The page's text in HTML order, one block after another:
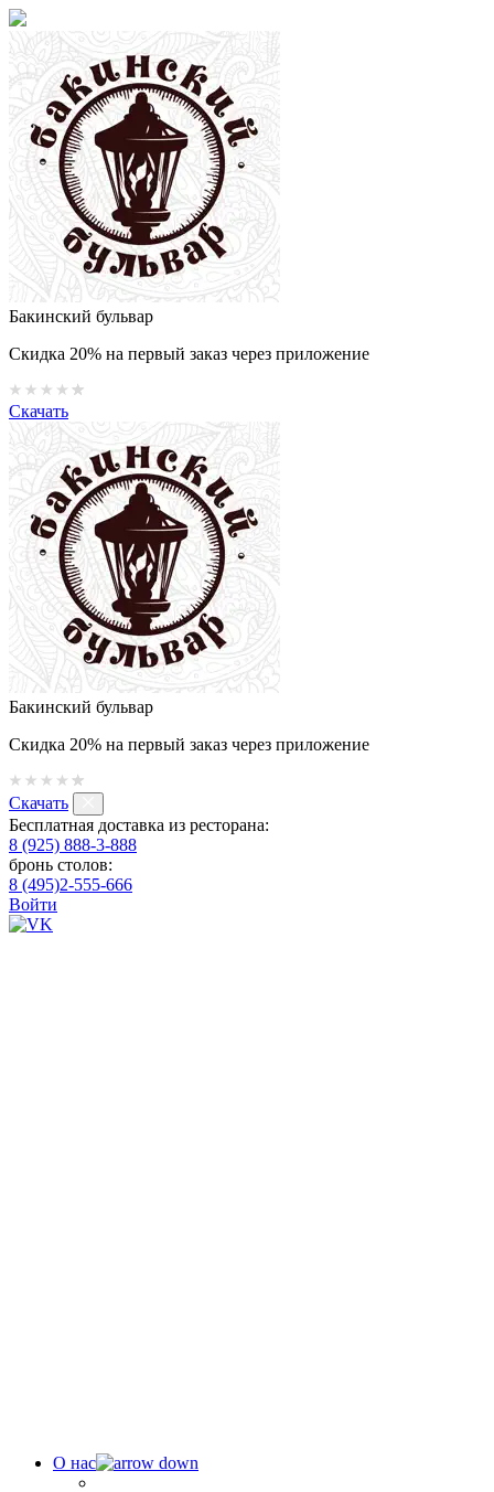
Бакинский бульвар
Скидка 20% на первый заказ через приложение
Скачать
Бакинский бульвар
Скидка 20% на первый заказ через приложение
Скачать
Бесплатная доставка из ресторана:
8 (925) 888-3-888
бронь столов:
8 (495)2-555-666
Войти
О нас